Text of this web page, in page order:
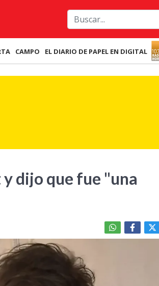
CAMPO EL DIARIO DE PAPEL EN DIGITAL
dijo que fue "una